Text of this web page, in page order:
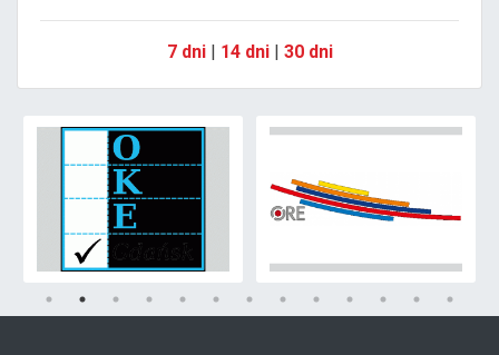
7 dni| 14 dni| 30 dni